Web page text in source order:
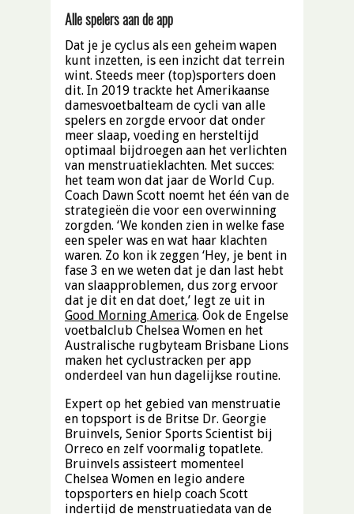
Alle spelers aan de app
Dat je je cyclus als een geheim wapen
kunt inzetten, is een inzicht dat terrein
wint. Steeds meer (top)sporters doen
dit. In 2019 trackte het Amerikaanse
damesvoetbalteam de cycli van alle
spelers en zorgde ervoor dat onder
meer slaap, voeding en hersteltijd
optimaal bijdroegen aan het verlichten
van menstruatieklachten. Met succes:
het team won dat jaar de World Cup.
Coach Dawn Scott noemt het één van de
strategieën die voor een overwinning
zorgden. ‘We konden zien in welke fase
een speler was en wat haar klachten
waren. Zo kon ik zeggen ‘Hey, je bent in
fase 3 en we weten dat je dan last hebt
van slaapproblemen, dus zorg ervoor
dat je dit en dat doet,’ legt ze uit in
Good Morning America. Ook de Engelse
voetbalclub Chelsea Women en het
Australische rugbyteam Brisbane Lions
maken het cyclustracken per app
onderdeel van hun dagelijkse routine.
Expert op het gebied van menstruatie
en topsport is de Britse Dr. Georgie
Bruinvels, Senior Sports Scientist bij
Orreco en zelf voormalig topatlete.
Bruinvels assisteert momenteel
Chelsea Women en legio andere
topsporters en hielp coach Scott
indertijd de menstruatiedata van de